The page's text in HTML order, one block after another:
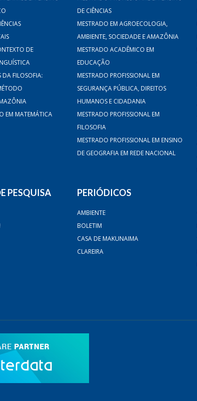
DE
FILOSOFIA:
EM MATEMÁTICA
DE CIÊNCIAS
MESTRADO EM AGROECOLOGIA,
AMBIENTE, SOCIEDADE E AMAZÔNIA
MESTRADO ACADÊMICO EM
EDUCAÇÃO
MESTRADO PROFISSIONAL EM
SEGURANÇA PÚBLICA, DIREITOS
HUMANOS E CIDADANIA
MESTRADO PROFISSIONAL EM
FILOSOFIA
MESTRADO PROFISSIONAL EM ENSINO
DE GEOGRAFIA EM REDE NACIONAL
PESQUISA PERIÓDICOS
AMBIENTE
BOLETIM
CASA DE MAKUNAIMA
CLAREIRA